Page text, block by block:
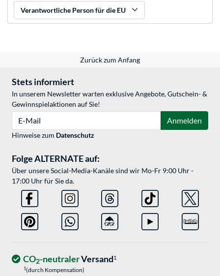
Verantwortliche Person für die EU
Zurück zum Anfang
Stets informiert
In unserem Newsletter warten exklusive Angebote, Gutschein- &
Gewinnspielaktionen auf Sie!
Anmelden
Hinweise zum Datenschutz
Folge ALTERNATE auf:
Über unsere Social-Media-Kanäle sind wir Mo-Fr 9:00 Uhr -
17:00 Uhr für Sie da.
CO2-neutralerVersand1
1(durch Kompensation)